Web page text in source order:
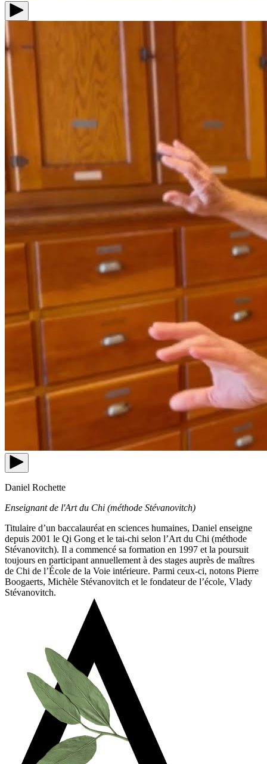
Daniel Rochette
Enseignant de l'Art du Chi (méthode Stévanovitch)
Titulaire d’un baccalauréat en sciences humaines, Daniel enseigne
depuis 2001 le Qi Gong et le tai-chi selon l’Art du Chi (méthode
Stévanovitch). Il a commencé sa formation en 1997 et la poursuit
toujours en participant annuellement à des stages auprès de maîtres
de Chi de l’École de la Voie intérieure. Parmi ceux-ci, notons Pierre
Boogaerts, Michèle Stévanovitch et le fondateur de l’école, Vlady
Stévanovitch.